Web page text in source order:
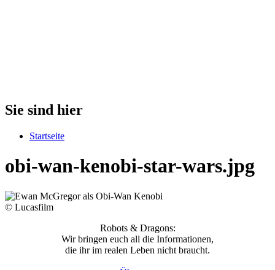
Sie sind hier
Startseite
obi-wan-kenobi-star-wars.jpg
© Lucasfilm
Robots & Dragons:
Wir bringen euch all die Informationen,
die ihr im realen Leben nicht braucht.